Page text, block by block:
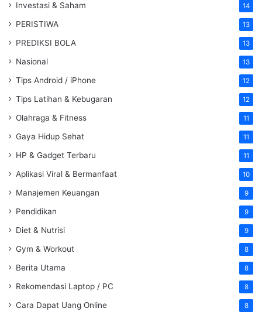
Investasi & Saham 14
PERISTIWA 13
PREDIKSI BOLA 13
Nasional 13
Tips Android / iPhone 12
Tips Latihan & Kebugaran 12
Olahraga & Fitness 11
Gaya Hidup Sehat 11
HP & Gadget Terbaru 11
Aplikasi Viral & Bermanfaat 10
Manajemen Keuangan 9
Pendidikan 9
Diet & Nutrisi 9
Gym & Workout 8
Berita Utama 8
Rekomendasi Laptop / PC 8
Cara Dapat Uang Online 8